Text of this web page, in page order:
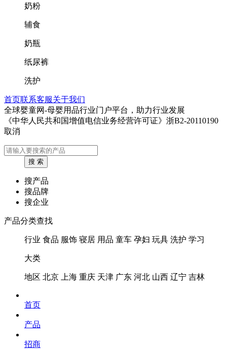
奶粉
辅食
奶瓶
纸尿裤
洗护
首页联系客服关于我们
全球婴童网-母婴用品行业门户平台，助力行业发展
《中华人民共和国增值电信业务经营许可证》浙B2-20110190
取消
搜产品
搜品牌
搜企业
产品分类查找
行业 食品 服饰 寝居 用品 童车 孕妇 玩具 洗护 学习
大类
地区 北京 上海 重庆 天津 广东 河北 山西 辽宁 吉林
首页
产品
招商